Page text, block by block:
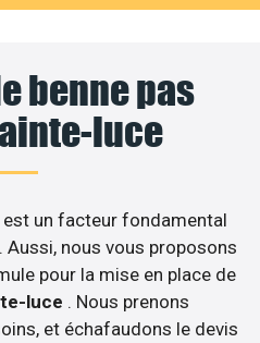
benne pas
luce
est un facteur fondamental
nous vous proposons
pour la mise en place de
luce . Nous prenons
et échafaudons le devis